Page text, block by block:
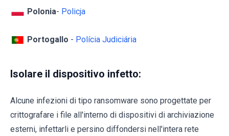
Polonia- Policja
Portogallo - Polícia Judiciária
Isolare il dispositivo infetto:
Alcune infezioni di tipo ransomware sono progettate per
crittografare i file all'interno di dispositivi di archiviazione
esterni, infettarli e persino diffondersi nell'intera rete